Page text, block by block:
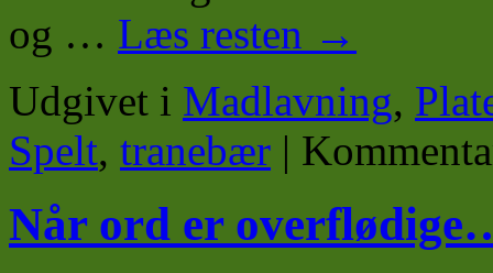
og … Læs resten →
Udgivet i Madlavning,
Spelt, tranebær |
Når ord er